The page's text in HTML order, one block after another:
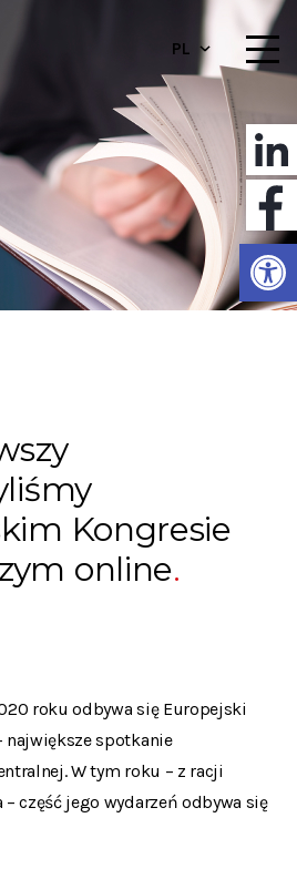
PL
Kongresie
online
roku odbywa się Europejski
największe spotkanie
W tym roku – z racji
część jego wydarzeń odbywa się